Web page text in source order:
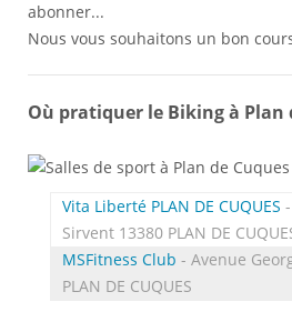
abonner...
Nous vous souhaitons un bon
Où pratiquer le Biking à Plan
Vita Liberté PLAN DE CUQUES
Sirvent 13380 PLAN DE
MSFitness Club - Avenue
PLAN DE CUQUES